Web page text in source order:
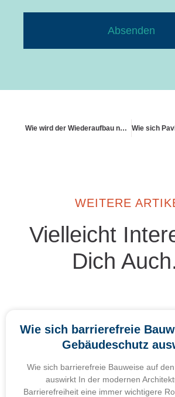
Absenden
Wie wird der Wiederaufbau nach Sturm geregelt?
WEITERE
Vielleicht
Dich
Wie sich barrierefreie
Gebäudeschutz
Wie sich barrierefreie Bauweise auf
auswirkt In der modernen
Barrierefreiheit eine immer wichtigere